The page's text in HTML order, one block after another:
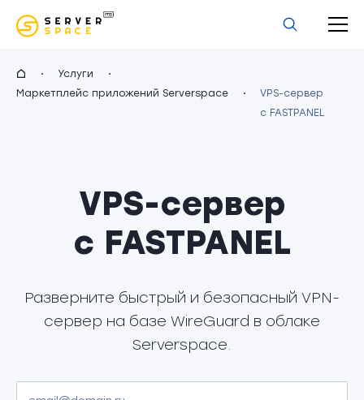
Услуги
Маркетплейс приложений Serverspace
VPS-сервер
с FASTPANEL
VPS-сервер
с FASTPANEL
Разверните быстрый и безопасный VPN-
сервер на базе WireGuard в облаке
Serverspace.